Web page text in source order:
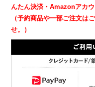
んたん決済・Amazonアカ
（予約商品や一部ご注文は
せ。）